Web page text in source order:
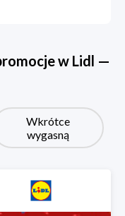
w Lidl —
Wkrótce
wygasną